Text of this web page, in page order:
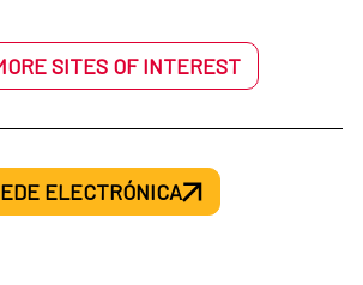
SITES OF INTEREST
ELECTRÓNICA